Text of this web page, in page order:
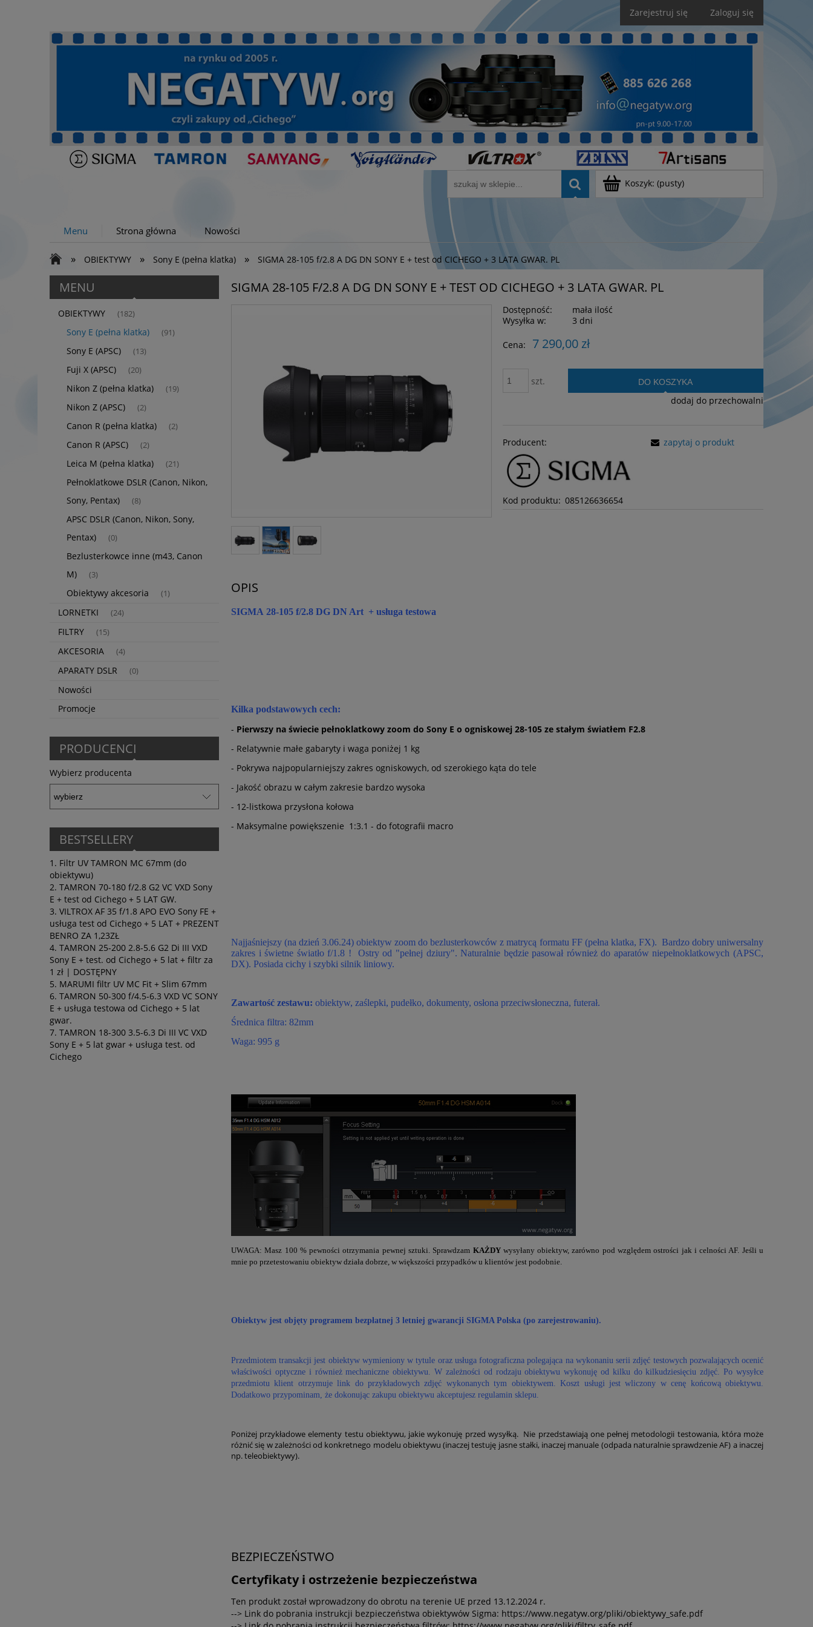
Zarejestruj się Zaloguj się
Koszyk: (pusty)
Menu Strona główna Nowości
» OBIEKTYWY » Sony E (pełna klatka) » SIGMA 28-105 f/2.8 A DG DN SONY E + test od CICHEGO + 3 LATA GWAR. PL
MENU
OBIEKTYWY (182)
Sony E (pełna klatka) (91)
Sony E (APSC) (13)
Fuji X (APSC) (20)
Nikon Z (pełna klatka) (19)
Nikon Z (APSC) (2)
Canon R (pełna klatka) (2)
Canon R (APSC) (2)
Leica M (pełna klatka) (21)
Pełnoklatkowe DSLR (Canon, Nikon,
Sony, Pentax)
(8)
APSC DSLR (Canon, Nikon, Sony,
Pentax)
(0)
Bezlusterkowce inne (m43, Canon
M)
(3)
Obiektywy akcesoria (1)
LORNETKI (24)
FILTRY (15)
AKCESORIA (4)
APARATY DSLR (0)
Nowości
Promocje
PRODUCENCI
Wybierz producenta
BESTSELLERY
Filtr UV TAMRON MC 67mm (do
obiektywu)
TAMRON 70-180 f/2.8 G2 VC VXD Sony
E + test od Cichego + 5 LAT GW.
VILTROX AF 35 f/1.8 APO EVO Sony FE +
usługa test od Cichego + 5 LAT + PREZENT
BENRO ZA 1,23ZŁ
TAMRON 25-200 2.8-5.6 G2 Di III VXD
Sony E + test. od Cichego + 5 lat + filtr za
1 zł | DOSTĘPNY
MARUMI filtr UV MC Fit + Slim 67mm
TAMRON 50-300 f/4.5-6.3 VXD VC SONY
E + usługa testowa od Cichego + 5 lat
gwar.
TAMRON 18-300 3.5-6.3 Di III VC VXD
Sony E + 5 lat gwar + usługa test. od
Cichego
SIGMA 28-105 F/2.8 A DG DN SONY E + TEST OD CICHEGO + 3 LATA GWAR. PL
Dostępność:
mała ilość
Wysyłka w:
3 dni
Cena: 7 290,00 zł
szt. DO KOSZYKA
dodaj do przechowalni
Producent:
Kod produktu: 085126636654
zapytaj o produkt
OPIS
SIGMA 28-105 f/2.8 DG DN Art + usługa testowa
Kilka podstawowych cech:
- Pierwszy na świecie pełnoklatkowy zoom do Sony E o ogniskowej 28-105 ze stałym światłem F2.8
- Relatywnie małe gabaryty i waga poniżej 1 kg
- Pokrywa najpopularniejszy zakres ogniskowych, od szerokiego kąta do tele
- Jakość obrazu w całym zakresie bardzo wysoka
- 12-listkowa przysłona kołowa
- Maksymalne powiększenie 1:3.1 - do fotografii macro
Najjaśniejszy (na dzień 3.06.24) obiektyw zoom do bezlusterkowców z matrycą formatu FF (pełna klatka, FX). Bardzo dobry uniwersalny
zakres i świetne światło f/1.8 ! Ostry od "pełnej dziury". Naturalnie będzie pasował również do aparatów niepełnoklatkowych (APSC,
DX). Posiada cichy i szybki silnik liniowy.
Zawartość zestawu: obiektyw, zaślepki, pudełko, dokumenty, osłona przeciwsłoneczna, futerał.
Średnica filtra: 82mm
Waga: 995 g
UWAGA: Masz 100 % pewności otrzymania pewnej sztuki. Sprawdzam KAŻDYwysyłany obiektyw, zarówno pod względem ostrości jak i celności AF. Jeśli u
mnie po przetestowaniu obiektyw działa dobrze, w większości przypadków u klientów jest podobnie.
Obiektyw jest objęty programem bezpłatnej 3 letniej gwarancji SIGMA Polska (po zarejestrowaniu).
Przedmiotem transakcji jest obiektyw wymieniony w tytule oraz usługa fotograficzna polegająca na wykonaniu serii zdjęć testowych pozwalających ocenić
właściwości optyczne i również mechaniczne obiektywu. W zależności od rodzaju obiektywu wykonuję od kilku do kilkudziesięciu zdjęć. Po wysyłce
przedmiotu klient otrzymuje link do przykładowych zdjęć wykonanych tym obiektywem. Koszt usługi jest wliczony w cenę końcową obiektywu.
Dodatkowo przypominam, że dokonując zakupu obiektywu akceptujesz regulamin sklepu.
Poniżej przykładowe elementy testu obiektywu, jakie wykonuję przed wysyłką. Nie przedstawiają one pełnej metodologii testowania, która może
różnić się w zależności od konkretnego modelu obiektywu (inaczej testuję jasne stałki, inaczej manuale (odpada naturalnie sprawdzenie AF) a inaczej
np. teleobiektywy).
BEZPIECZEŃSTWO
Certyfikaty i ostrzeżenie bezpieczeństwa
Ten produkt został wprowadzony do obrotu na terenie UE przed 13.12.2024 r.
--> Link do pobrania instrukcji bezpieczeństwa obiektywów Sigma: https://www.negatyw.org/pliki/obiektywy_safe.pdf